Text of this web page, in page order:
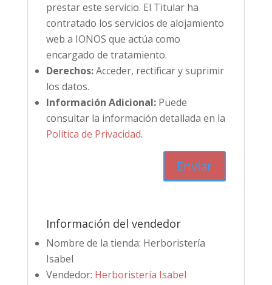
prestar este servicio. El Titular ha
contratado los servicios de alojamiento
web a IONOS que actúa como
encargado de tratamiento.
Derechos:Acceder, rectificar y suprimir
los datos.
Información Adicional:Puede
consultar la información detallada en la
Política de Privacidad.
Información del vendedor
Nombre de la tienda: Herboristería
Isabel
Vendedor: Herboristería Isabel